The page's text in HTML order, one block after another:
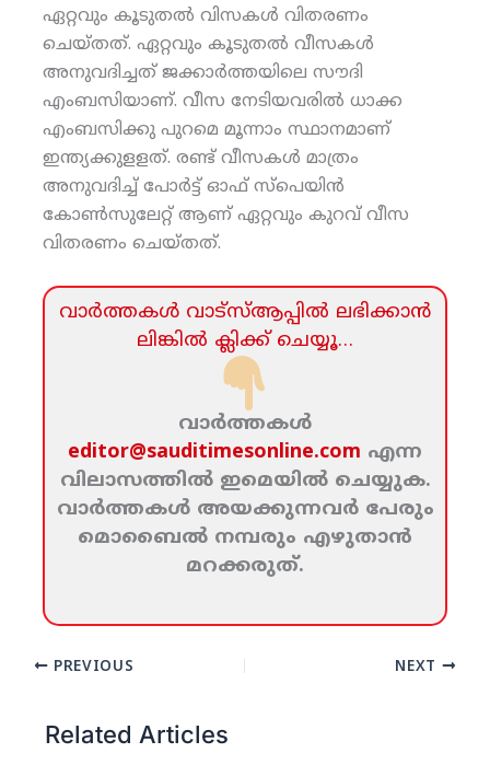
ഏറ്റവും കൂടുതല്‍ വിസകള്‍ വിതരണം
ചെയ്തത്. ഏറ്റവും കൂടുതല്‍ വീസകള്‍
അനുവദിച്ചത് ജക്കാര്‍ത്തയിലെ സൗദി
എംബസിയാണ്. വീസ നേടിയവരില്‍ ധാക്ക
എംബസിക്കു പുറമെ മൂന്നാം സ്ഥാനമാണ്
ഇന്ത്യക്കുളളത്. രണ്ട് വീസകള്‍ മാത്രം
അനുവദിച്ച് പോര്‍ട്ട് ഓഫ് സ്‌പെയിന്‍
കോണ്‍സുലേറ്റ് ആണ് ഏറ്റവും കുറവ് വീസ
വിതരണം ചെയ്തത്.
വാര്‍ത്തകള്‍ വാട്‌സ്‌ആപ്പില്‍ ലഭിക്കാന്‍
ലിങ്കില്‍ ക്ലിക്ക്‌ ചെയ്യൂ…
വാര്‍ത്തകള്‍
editor@sauditimesonline.com എന്ന
വിലാസത്തില്‍ ഇമെയില്‍ ചെയ്യുക.
വാര്‍ത്തകള്‍ അയക്കുന്നവര്‍ പേരും
മൊബൈല്‍ നമ്പരും എഴുതാന്‍
മറക്കരുത്‌.
PREVIOUS NEXT
Related Articles